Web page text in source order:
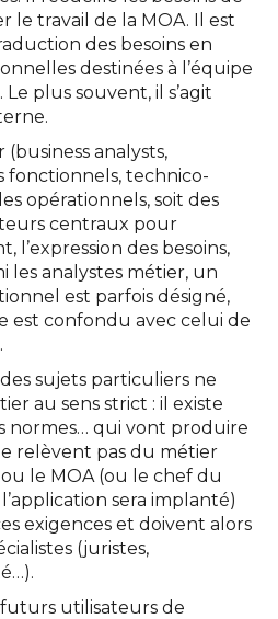
le travail de la MOA. Il est
des besoins en
destinées à l’équipe
plus souvent, il s’agit
(business analysts,
fonctionnels, technico-
opérationnels, soit des
centraux pour
l’expression des besoins,
les analystes métier, un
est parfois désigné,
est confondu avec celui de
sujets particuliers ne
au sens strict : il existe
normes… qui vont produire
relèvent pas du métier
le MOA (ou le chef du
sera implanté)
exigences et doivent alors
(juristes,
futurs utilisateurs de